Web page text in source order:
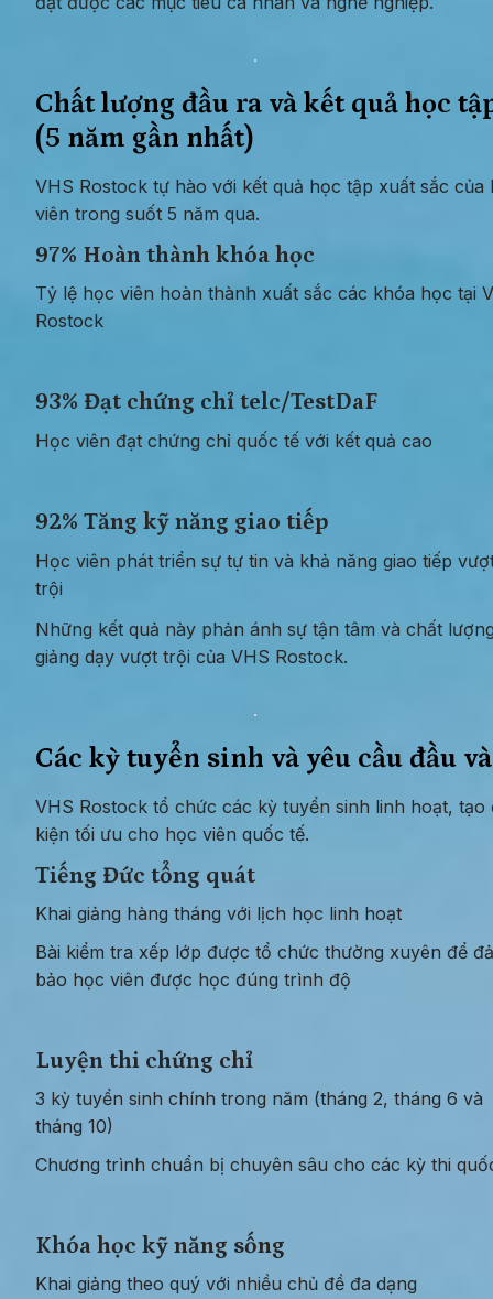
Chất lượng đầu ra và kết quả học
(5 năm gần nhất)
VHS Rostock tự hào với kết quả học tập xuất sắc của
viên trong suốt 5 năm qua.
97% Hoàn thành khóa học
Tỷ lệ học viên hoàn thành xuất sắc các khóa học tại
Rostock
93% Đạt chứng chỉ telc/TestDaF
Học viên đạt chứng chỉ quốc tế với kết quả cao
92% Tăng kỹ năng giao tiếp
Học viên phát triển sự tự tin và khả năng giao tiếp
trội
Những kết quả này phản ánh sự tận tâm và chất
giảng dạy vượt trội của VHS Rostock.
Các kỳ tuyển sinh và yêu cầu đầu
VHS Rostock tổ chức các kỳ tuyển sinh linh hoạt, tạo
kiện tối ưu cho học viên quốc tế.
Tiếng Đức tổng quát
Khai giảng hàng tháng với lịch học linh hoạt
Bài kiểm tra xếp lớp được tổ chức thường xuyên để
bảo học viên được học đúng trình độ
Luyện thi chứng chỉ
3 kỳ tuyển sinh chính trong năm (tháng 2, tháng 6 và
tháng 10)
Chương trình chuẩn bị chuyên sâu cho các kỳ thi
Khóa học kỹ năng sống
Khai giảng theo quý với nhiều chủ đề đa dạng